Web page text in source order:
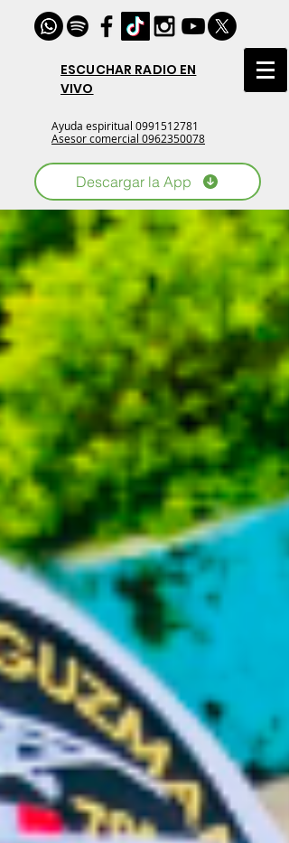
ESCUCHAR RADIO EN
VIVO
Ayuda espiritual 0991512781
Asesor comercial 0962350078
Descargar la App